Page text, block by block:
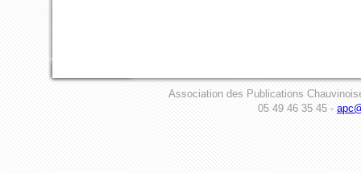
Association des Publications
05 49 46 35 45 -